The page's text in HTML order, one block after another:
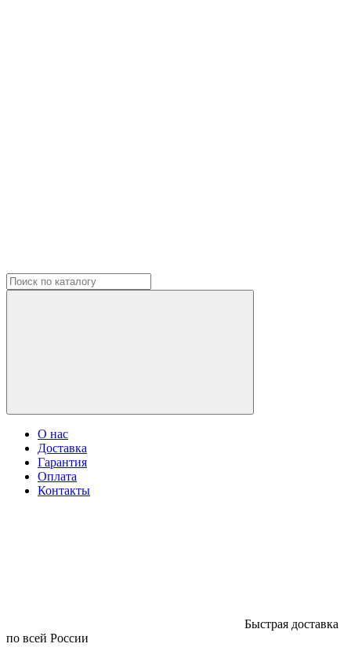
О нас
Доставка
Гарантия
Оплата
Контакты
Быстрая доставка
по всей России